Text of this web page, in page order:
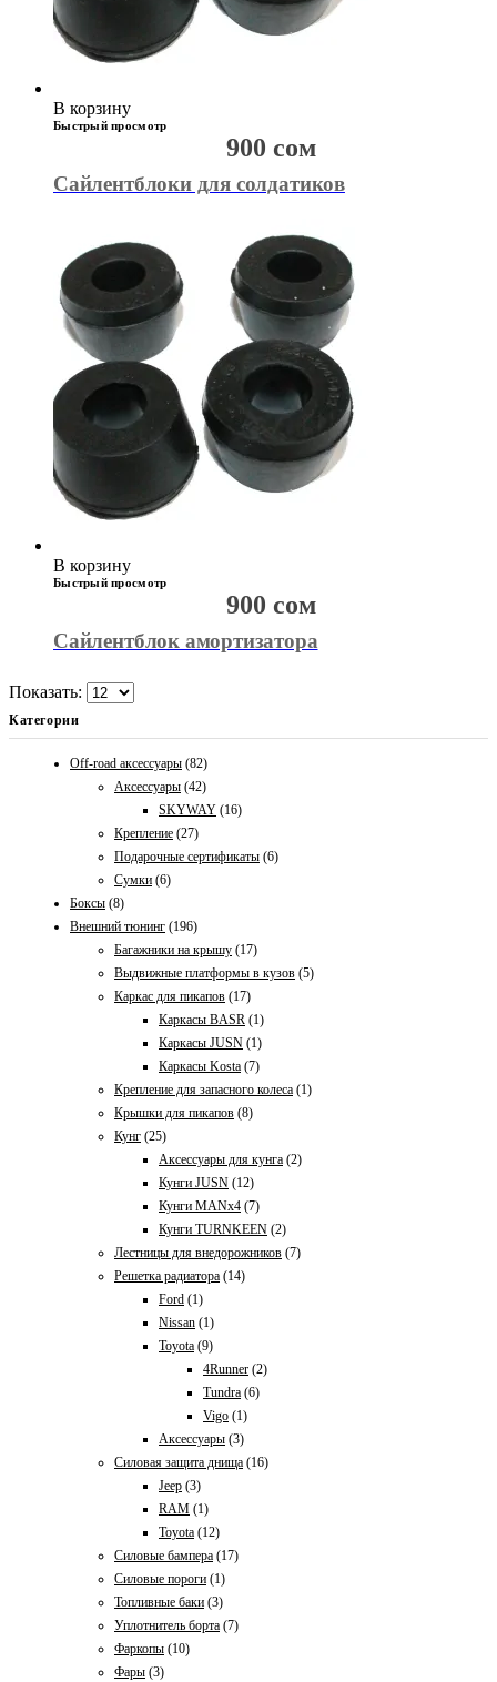
В корзину
Быстрый просмотр
Сайлентблоки для солдатиков
900 сом
В корзину
Быстрый просмотр
Сайлентблок амортизатора
900 сом
Показать:
Категории
Off-road аксессуары (82)
Аксессуары (42)
SKYWAY (16)
Крепление (27)
Подарочные сертификаты (6)
Сумки (6)
Боксы (8)
Внешний тюнинг (196)
Багажники на крышу (17)
Выдвижные платформы в кузов (5)
Каркас для пикапов (17)
Каркасы BASR (1)
Каркасы JUSN (1)
Каркасы Kosta (7)
Крепление для запасного колеса (1)
Крышки для пикапов (8)
Кунг (25)
Аксессуары для кунга (2)
Кунги JUSN (12)
Кунги MANx4 (7)
Кунги TURNKEEN (2)
Лестницы для внедорожников (7)
Решетка радиатора (14)
Ford (1)
Nissan (1)
Toyota (9)
4Runner (2)
Tundra (6)
Vigo (1)
Аксессуары (3)
Силовая защита днища (16)
Jeep (3)
RAM (1)
Toyota (12)
Силовые бампера (17)
Силовые пороги (1)
Топливные баки (3)
Уплотнитель борта (7)
Фаркопы (10)
Фары (3)